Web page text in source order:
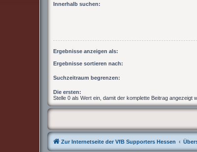
Innerhalb suchen:
Ergebnisse anzeigen als:
Ergebnisse sortieren nach:
Suchzeitraum begrenzen:
Die ersten:
Stelle 0 als Wert ein, damit der komplette Beitrag angezeigt
Zur Internetseite der VfB Supporters Hessen